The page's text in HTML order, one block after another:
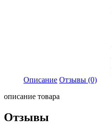
Описание Отзывы (0)
описание товара
Отзывы